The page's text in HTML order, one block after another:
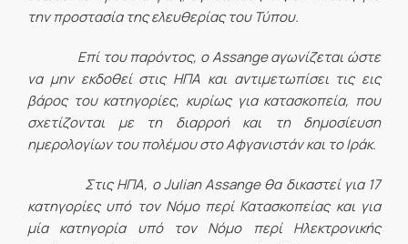
την προστασία της ελευθερίας του Τύπου.
Επί του παρόντος, οAssange αγωνίζεται ώστε
να μην εκδοθεί στις ΗΠΑ και αντιμετωπίσει τις εις
βάρος του κατηγορίες, κυρίως για κατασκοπεία, που
σχετίζονται με τη διαρροή και τη δημοσίευση
ημερολογίων του πολέμου στο Αφγανιστάν και το Ιράκ.
Στις ΗΠΑ, οJulian Assangeθα δικαστεί για 17
κατηγορίες υπό τον Νόμο περί Κατασκοπείας και για
μία κατηγορία υπό τον Νόμο περί Ηλεκτρονικής